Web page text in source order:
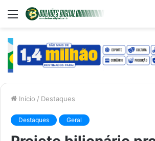
Menu
Início / Destaques
Destaques Geral